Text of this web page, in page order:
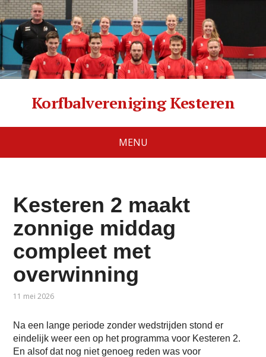
Korfbalvereniging Kesteren
MENU
Kesteren 2 maakt
zonnige middag
compleet met
overwinning
11 mei 2026
Na een lange periode zonder wedstrijden stond er
eindelijk weer een op het programma voor Kesteren 2.
En alsof dat nog niet genoeg reden was voor